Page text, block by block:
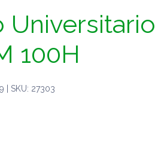
Universitario
100H
| SKU: 27303